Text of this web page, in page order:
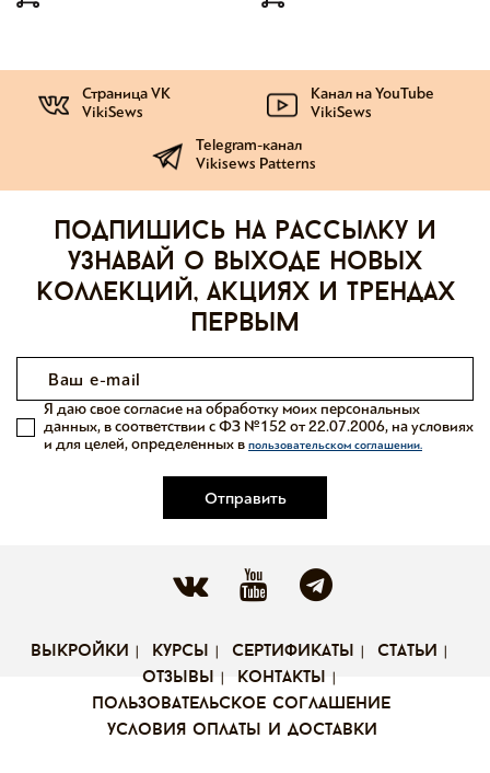
Страница VK
VikiSews
Канал на YouTube
VikiSews
Telegram-канал
Vikisews Patterns
Подпишись на рассылку и
узнавай о выходе новых
коллекций, акциях и трендах
первым
Отправить
Я даю свое согласие на обработку моих персональных
данных, в соответствии с ФЗ №152 от 22.07.2006, на условиях
и для целей, определенных в пользовательском соглашении.
выкройки курсы сертификаты
статьи
отзывы
контакты
пользовательское соглашение
условия оплаты и доставки